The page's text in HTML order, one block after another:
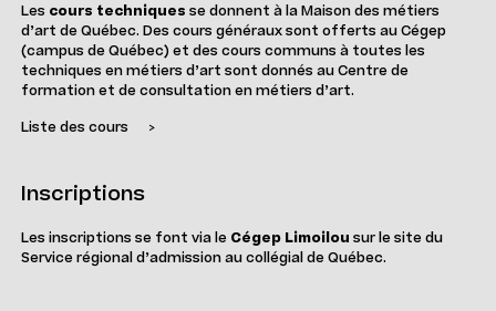
Les cours techniques se donnent à la Maison des métiers
d’art de Québec. Des cours généraux sont offerts au Cégep
(campus de Québec) et des cours communs à toutes les
techniques en métiers d’art sont donnés au Centre de
formation et de consultation en métiers d’art.
Liste des cours
>
Inscriptions
Les inscriptions se font via le Cégep Limoilou sur le site du
Service régional d’admission au collégial de Québec.